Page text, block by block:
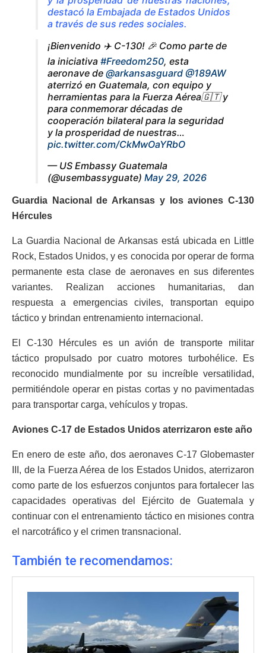
destacó la Embajada de Estados Unidos
a través de sus redes sociales.
¡Bienvenido ✈️ C-130! 🎉 Como parte de
la iniciativa #Freedom250, esta
aeronave de @arkansasguard @189AW
aterrizó en Guatemala, con equipo y
herramientas para la Fuerza Aérea🇬🇹 y
para conmemorar décadas de
cooperación bilateral para la seguridad
y la prosperidad de nuestras…
pic.twitter.com/CkMwOaYRbO
— US Embassy Guatemala
(@usembassyguate) May 29, 2026
Guardia Nacional de Arkansas y los aviones C-130
Hércules
La Guardia Nacional de Arkansas está ubicada en Little
Rock, Estados Unidos, y es conocida por operar de forma
permanente esta clase de aeronaves en sus diferentes
variantes. Realizan acciones humanitarias, dan
respuesta a emergencias civiles, transportan equipo
táctico y brindan entrenamiento internacional.
El C-130 Hércules es un avión de transporte militar
táctico propulsado por cuatro motores turbohélice. Es
reconocido mundialmente por su increíble versatilidad,
permitiéndole operar en pistas cortas y no pavimentadas
para transportar carga, vehículos y tropas.
Aviones C-17 de Estados Unidos aterrizaron este año
En enero de este año, dos aeronaves C-17 Globemaster
III, de la Fuerza Aérea de los Estados Unidos, aterrizaron
como parte de los esfuerzos conjuntos para fortalecer las
capacidades operativas del Ejército de Guatemala y
continuar con el entrenamiento táctico en misiones contra
el narcotráfico y el crimen transnacional.
También te recomendamos: